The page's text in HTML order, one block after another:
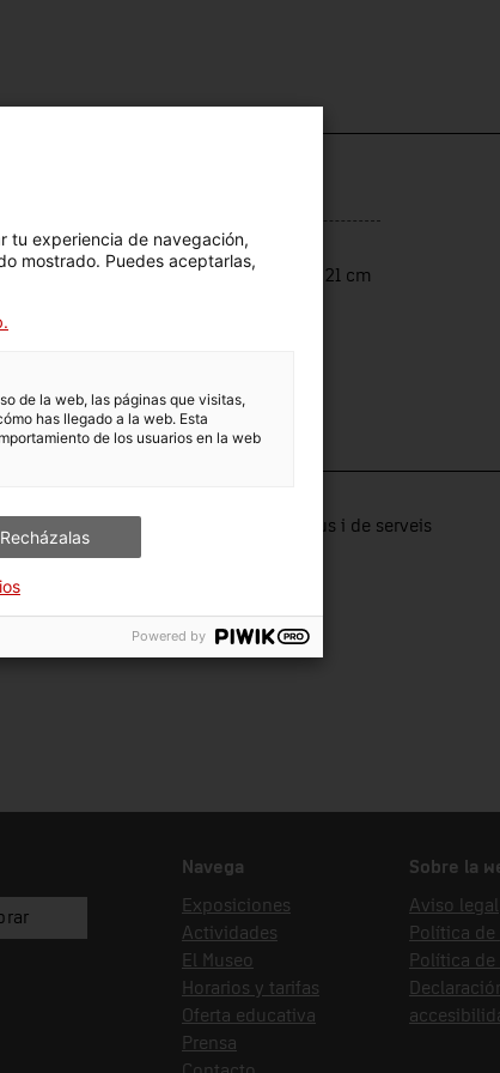
Dimensiones
Dimensions: 22 x 21 cm
Sectors productius i de serveis
de ingreso
Navega
Exposiciones
Actividades
El Museo
Horarios y tarifas
Oferta educativa
Prensa
Sobre la
Aviso legal
Política de
Política
tu experiencia de navegación,
mostrado. Puedes aceptarlas,
de la web, las páginas que visitas,
has llegado a la web. Esta
de los usuarios en la web
Recházalas
Powered by